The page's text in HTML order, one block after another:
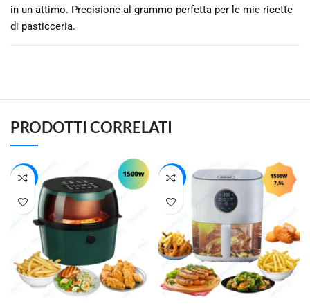
in un attimo. Precisione al grammo perfetta per le mie ricette
di pasticceria.
PRODOTTI CORRELATI
-24% -14%